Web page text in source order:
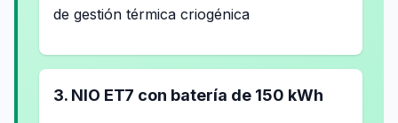
de gestión térmica criogénica
3. NIO ET7 con batería de 150 kWh